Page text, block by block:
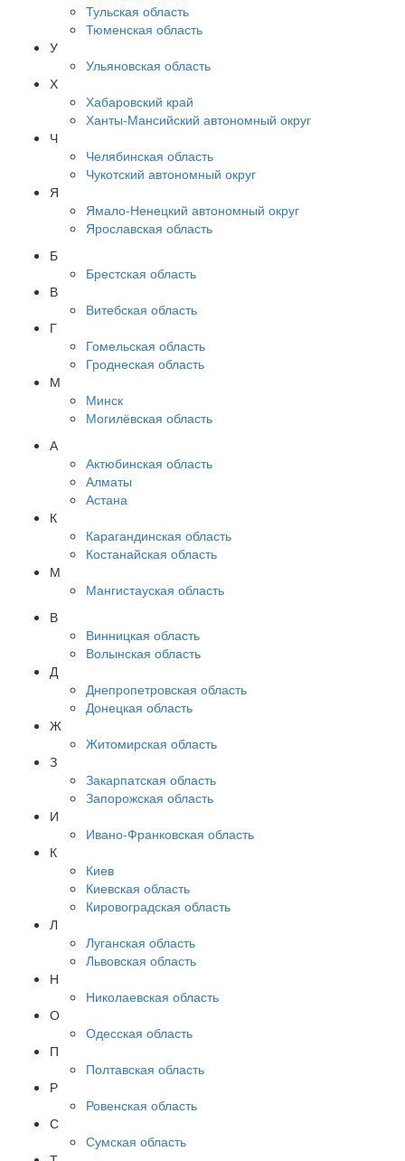
Тульская область
Тюменская область
У
Ульяновская область
Х
Хабаровский край
Ханты-Мансийский автономный округ
Ч
Челябинская область
Чукотский автономный округ
Я
Ямало-Ненецкий автономный округ
Ярославская область
Б
Брестская область
В
Витебская область
Г
Гомельская область
Гроднеская область
М
Минск
Могилёвская область
А
Актюбинская область
Алматы
Астана
К
Карагандинская область
Костанайская область
М
Мангистауская область
В
Винницкая область
Волынская область
Д
Днепропетровская область
Донецкая область
Ж
Житомирская область
З
Закарпатская область
Запорожская область
И
Ивано-Франковская область
К
Киев
Киевская область
Кировоградская область
Л
Луганская область
Львовская область
Н
Николаевская область
О
Одесская область
П
Полтавская область
Р
Ровенская область
С
Сумская область